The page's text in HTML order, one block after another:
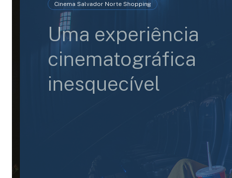
Cinema Salvador Norte Shopping
Uma experiência
cinematográfica
inesquecível